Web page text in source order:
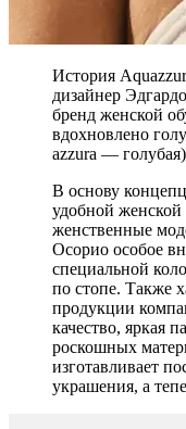
История
дизайнер
бренд женской
вдохновлено
azzura —
В основу
удобной женской
женственные
Осорио особое
специальной
по стопе. Также
продукции
качество, яркая
роскошных
изготавливает
украшения, а